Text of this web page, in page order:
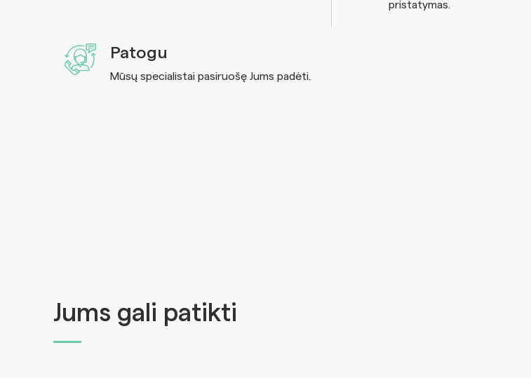
pristatymas.
Patogu
Mūsų specialistai pasiruošę Jums padėti.
Jums gali patikti